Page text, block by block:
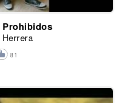
Prohibidos
Herrera
81